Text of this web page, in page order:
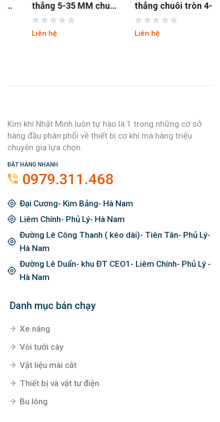
thẳng 5-35 MM chuôi
Liên hệ
thẳng chuôi tròn 4-12
hss4241 tin
Liên hệ
Kim khí Nhật Minh luôn tự hào là 1 trong những cơ sở
hàng đầu phân phối về thiết bị cơ khí mà hàng triệu
chuyên gia lựa chọn.
ĐẶT HÀNG NHANH
0979.311.468
Đại Cương- Kim Bảng- Hà Nam
Liêm Chính- Phủ Lý- Hà Nam
Đường Lê Công Thanh ( kéo dài)- Tiên Tân- Phủ Lý-
Hà Nam
Đường Lê Duẩn- khu ĐT CEO1- Liêm Chính- Phủ Lý -
Hà Nam
Danh mục bán chạy
Xe nâng
Vòi tưới cây
Vật liệu mài cắt
Thiết bị và vật tư điện
Bu lông